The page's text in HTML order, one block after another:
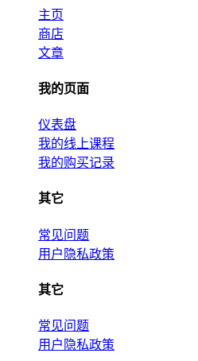
主页
商店
文章
我的页面
仪表盘
我的线上课程
我的购买记录
其它
常见问题
用户隐私政策
其它
常见问题
用户隐私政策